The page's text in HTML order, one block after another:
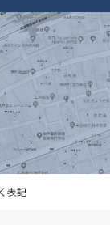
表記